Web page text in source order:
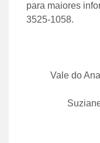
para maiores
3525-1058.
Vale do